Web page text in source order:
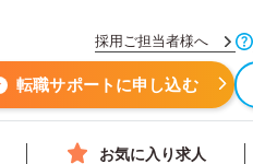
採用ご担当者様へ
転職サポートに申し込む
お気に入り求人